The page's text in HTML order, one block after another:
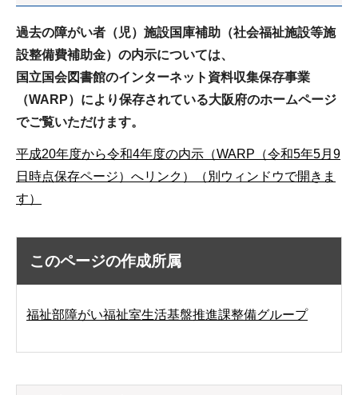
過去の障がい者（児）施設国庫補助（社会福祉施設等施
設整備費補助金）の内示については、
国立国会図書館のインターネット資料収集保存事業
（WARP）により保存されている大阪府のホームページ
でご覧いただけます。
平成20年度から令和4年度の内示（WARP（令和5年5月9
日時点保存ページ）へリンク）（別ウィンドウで開きま
す）
このページの作成所属
福祉部障がい福祉室生活基盤推進課整備グループ